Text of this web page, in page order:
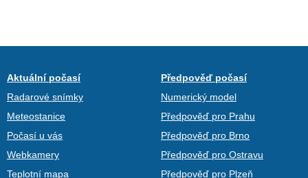
Aktuální počasí
Radarové snímky
Meteostanice
Počasí u vás
Webkamery
Teplotní mapa
Předpověď počasí
Numerický model
Předpověď pro Prahu
Předpověď pro Brno
Předpověď pro Ostravu
Předpověď pro Plzeň